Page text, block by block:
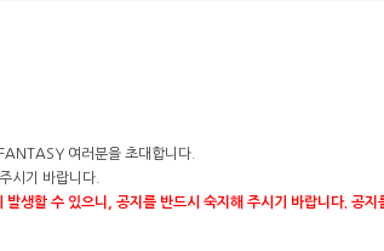
여러분을 초대합니다.
시기 바랍니다.
생할 수 있으니, 공지를 반드시 숙지해 주시기 바랍니다. 공